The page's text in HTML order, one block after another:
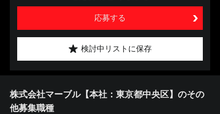
応募する
検討中リストに保存
株式会社マーブル【本社：東京都中央区】のその
他募集職種